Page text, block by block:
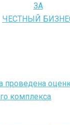
ЗА
ЧЕСТНЫЙ
проведена
комплекса